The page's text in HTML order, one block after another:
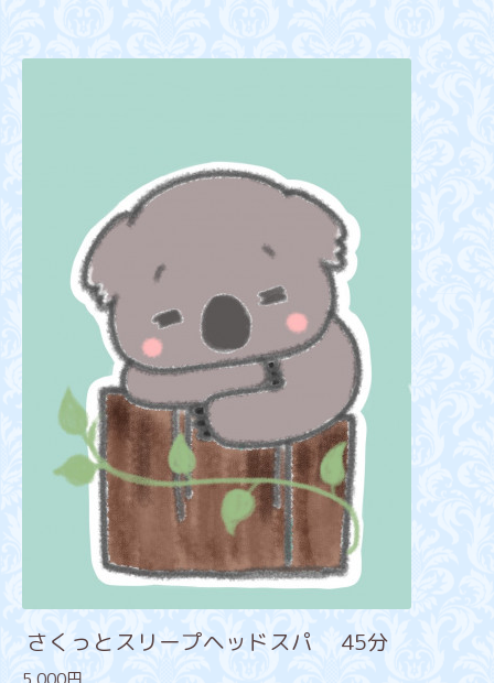
さくっとスリープヘッドスパ 45分